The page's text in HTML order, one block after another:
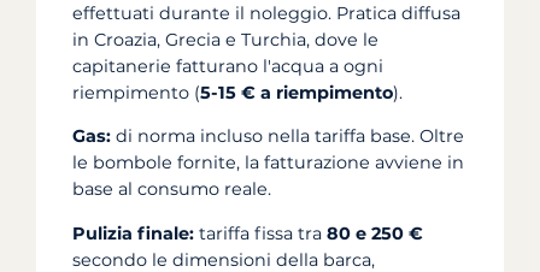
effettuati durante il noleggio. Pratica diffusa
in Croazia, Grecia e Turchia, dove le
capitanerie fatturano l'acqua a ogni
riempimento (5-15 € a riempimento).
Gas: di norma incluso nella tariffa base. Oltre
le bombole fornite, la fatturazione avviene in
base al consumo reale.
Pulizia finale: tariffa fissa tra 80 e 250 €
secondo le dimensioni della barca,